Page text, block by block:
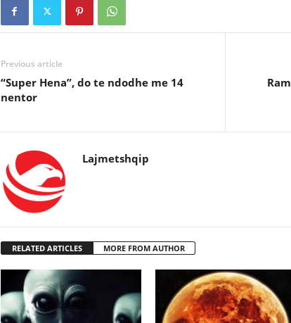
Previous article
“Super Hena”, do te ndodhe me 14
nentor
Lajmetshqip
RELATED ARTICLES MORE FROM AUTHOR